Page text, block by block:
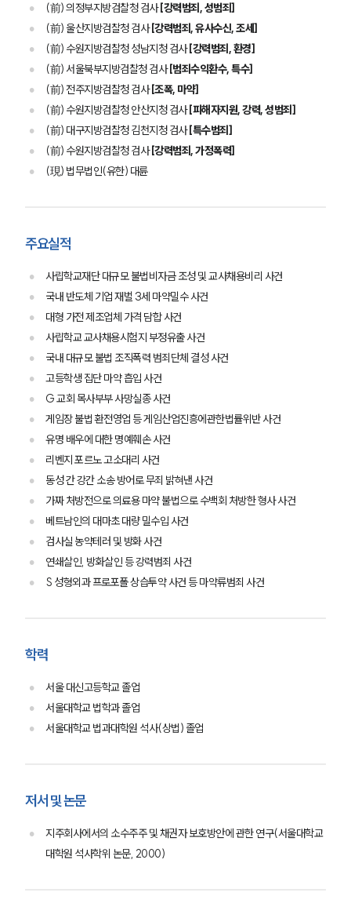
SERVICES
기업전문변호사
업무협력·법률자문 기업
오시는 길
글로벌 파트너 로펌
(前) 의정부지방검찰청 검사[강력범죄, 성범죄]
(前) 울산지방검찰청 검사[강력범죄, 유사수신, 조세]
(前) 수원지방검찰청 성남지청 검사[강력범죄, 환경]
(前) 서울북부지방검찰청 검사[범죄수익환수, 특수]
(前) 전주지방검찰청 검사[조폭, 마약]
(前) 수원지방검찰청 안산지청 검사[피해자지원, 강력, 성범죄]
(前) 대구지방검찰청 김천지청 검사[특수범죄]
(前) 수원지방검찰청 검사[강력범죄, 가정폭력]
(現) 법무법인(유한) 대륜
주요실적
사립학교재단 대규모 불법비자금 조성 및 교사채용비리 사건
국내 반도체 기업 재벌 3세 마약밀수 사건
대형 가전 제조업체 가격 담합 사건
사립학교 교사채용시험지 부정유출 사건
국내 대규모 불법 조직폭력 범죄단체 결성 사건
고등학생 집단 마약 흡입 사건
G 교회 목사부부 사망실종 사건
게임장 불법 환전영업 등 게임산업진흥에관한법률위반 사건
유명 배우에 대한 명예훼손 사건
리벤지 포르노 고소대리 사건
동성 간 강간 소송 방어로 무죄 밝혀낸 사건
가짜 처방전으로 의료용 마약 불법으로 수백회 처방한 형사 사건
베트남인의 대마초 대량 밀수입 사건
검사실 농약테러 및 방화 사건
연쇄살인, 방화살인 등 강력범죄 사건
S 성형외과 프로포폴 상습투약 사건 등 마약류범죄 사건
학력
서울 대신고등학교 졸업
서울대학교 법학과 졸업
서울대학교 법과대학원 석사(상법) 졸업
저서 및 논문
지주회사에서의 소수주주 및 채권자 보호방안에 관한 연구(서울대학교
대학원 석사학위 논문, 2000)